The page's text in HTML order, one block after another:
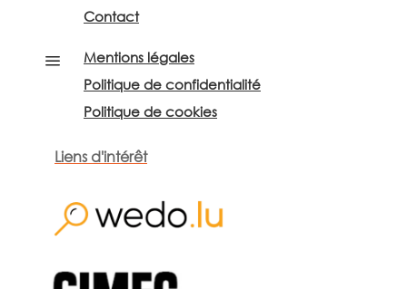
Contact
a
Mentions légales
Politique de confidentialité
Politique de cookies
Liens d'intérêt